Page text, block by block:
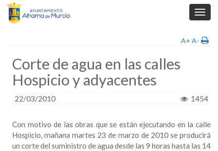
A+ A-
Corte de agua en las calles
Hospicio y adyacentes
22/03/2010 1454
Con motivo de las obras que se están ejecutando en la calle
Hospicio, mañana martes 23 de marzo de 2010 se producirá
un corte del suministro de agua desde las 9 horas hasta las 14